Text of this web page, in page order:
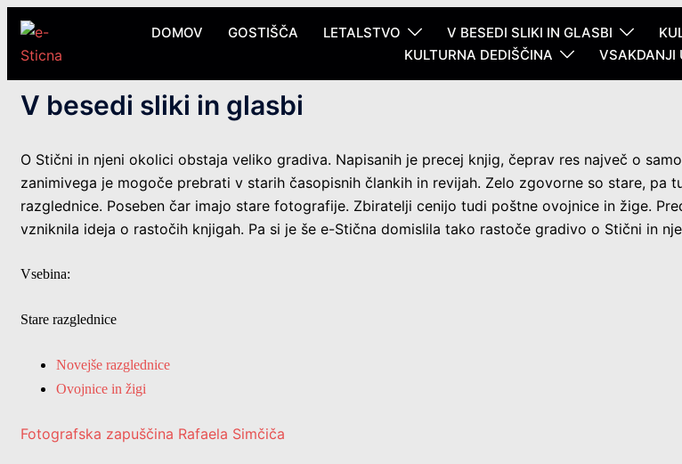
Skip
content
DOMOV GOSTIŠČA LETALSTVO V BESEDI SLIKI IN GLASBI
KULTURNA DEDIŠČINA
VSAKDANJI
V besedi sliki in glasbi
O Stični in njeni okolici obstaja veliko gradiva. Napisanih je precej knjig, čeprav res največ o
zanimivega je mogoče prebrati v starih časopisnih člankih in revijah. Zelo zgovorne so stare, pa
razglednice. Poseben čar imajo stare fotografije. Zbiratelji cenijo tudi poštne ovojnice in žige.
vzniknila ideja o rastočih knjigah. Pa si je še e-Stična domislila tako rastoče gradivo o Stični in
Vsebina:
Stare razglednice
Novejše razglednice
Ovojnice in žigi
Fotografska zapuščina Rafaela Simčiča